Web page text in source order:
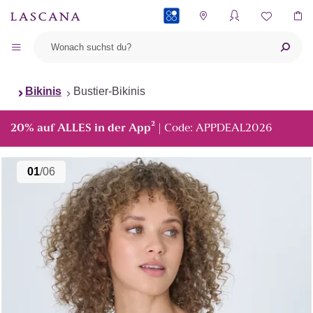
Bikinis Bustier-Bikinis
20% auf ALLES in der App² | Code: APPDEAL2026
01/06